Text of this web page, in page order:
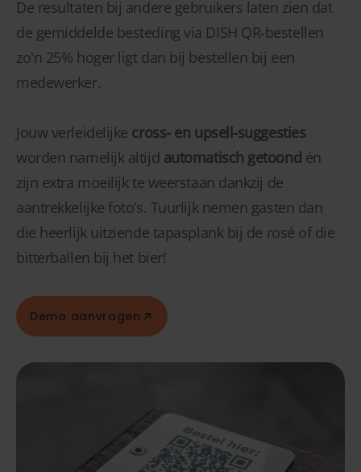
De resultaten bij andere gebruikers laten zien dat
de gemiddelde besteding via DISH QR-bestellen
zo'n 25% hoger ligt dan bij bestellen bij een
medewerker.
Jouw verleidelijke cross- en upsell-suggesties
worden namelijk altijd automatisch getoond én
zijn extra moeilijk te weerstaan dankzij de
aantrekkelijke foto’s. Tuurlijk nemen gasten dan
die heerlijk uitziende tapasplank bij de rosé of die
bitterballen bij het bier!
Demo aanvragen